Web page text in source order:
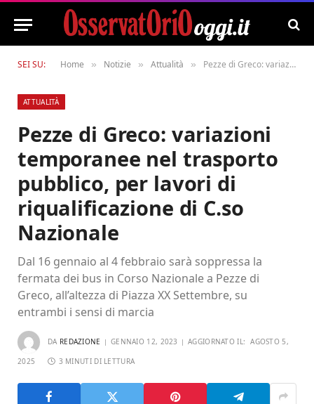
SEI SU: Home » Notizie » Attualità » Pezze di Greco: variazioni temporanee nel trasporto pubblico, per lavori di riqualificazione di C.so Nazionale
ATTUALITÀ
Pezze di Greco: variazioni
temporanee nel trasporto
pubblico, per lavori di
riqualificazione di C.so
Nazionale
Dal 16 gennaio al 4 febbraio sarà soppressa la
fermata dei bus in Corso Nazionale a Pezze di
Greco, all’altezza di Piazza XX Settembre, su
entrambi i sensi di marcia
DA REDAZIONE GENNAIO 12, 2023 AGGIORNATO IL: AGOSTO 5,
2025 3 MINUTI DI LETTURA